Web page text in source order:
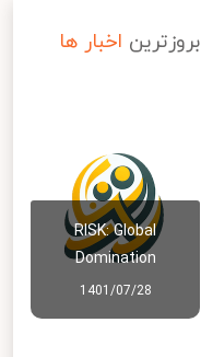
بروزترین اخبار ها
RISK: Global
Domination
1401/07/28